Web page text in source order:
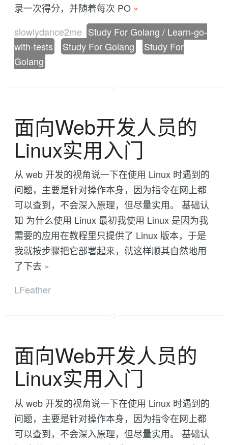
录一次得分，并随着每次 PO »
slowlydance2me Study For Golang / Learn-go-
with-tests
Study For Golang
Study For
Golang
面向Web开发人员的
Linux实用入门
从 web 开发的视角说一下在使用 Linux 时遇到的
问题，主要是针对操作本身，因为指令在网上都
可以查到，不会深入原理，但尽量实用。 基础认
知 为什么使用 Linux 最初我使用 Linux 是因为我
需要的应用在教程里只提供了 Linux 版本，于是
我就按步骤把它部署起来，就这样顺其自然地用
了下去 »
LFeather
面向Web开发人员的
Linux实用入门
从 web 开发的视角说一下在使用 Linux 时遇到的
问题，主要是针对操作本身，因为指令在网上都
可以查到，不会深入原理，但尽量实用。 基础认